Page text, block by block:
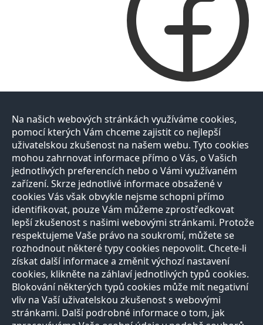
Na našich webových stránkách využíváme cookies,
pomocí kterých Vám chceme zajistit co nejlepší
uživatelskou zkušenost na našem webu. Tyto cookies
mohou zahrnovat informace přímo o Vás, o Vašich
jednotlivých preferencích nebo o Vámi využívaném
zařízení. Skrze jednotlivé informace obsažené v
cookies Vás však obvykle nejsme schopni přímo
identifikovat, pouze Vám můžeme zprostředkovat
lepší zkušenost s našimi webovými stránkami. Protože
respektujeme Vaše právo na soukromí, můžete se
rozhodnout některé typy cookies nepovolit. Chcete-li
získat další informace a změnit výchozí nastavení
cookies, klikněte na záhlaví jednotlivých typů cookies.
Blokování některých typů cookies může mít negativní
vliv na Vaší uživatelskou zkušenost s webovými
stránkami. Další podrobné informace o tom, jak